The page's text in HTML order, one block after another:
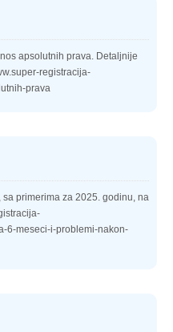
apsolutnih prava. Detaljnije
registracija-
prava
primerima za 2025. godinu, na
6-meseci-i-problemi-nakon-